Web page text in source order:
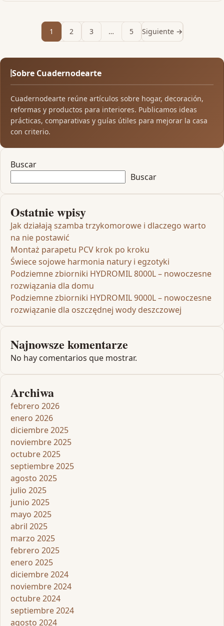
1 2 3 … 5 Siguiente →
Sobre Cuadernodearte
Cuadernodearte reúne artículos sobre hogar, decoración,
reformas y productos para interiores. Publicamos ideas
prácticas, comparativas y guías útiles para mejorar la casa
con criterio.
Buscar
Buscar
Ostatnie wpisy
Jak działają szamba trzykomorowe i dlaczego warto
na nie postawić
Montaż parapetu PCV krok po kroku
Świece sojowe harmonia natury i egzotyki
Podziemne zbiorniki HYDROMIL 8000L – nowoczesne
rozwiązania dla domu
Podziemne zbiorniki HYDROMIL 9000L – nowoczesne
rozwiązanie dla oszczędnej wody deszczowej
Najnowsze komentarze
No hay comentarios que mostrar.
Archiwa
febrero 2026
enero 2026
diciembre 2025
noviembre 2025
octubre 2025
septiembre 2025
agosto 2025
julio 2025
junio 2025
mayo 2025
abril 2025
marzo 2025
febrero 2025
enero 2025
diciembre 2024
noviembre 2024
octubre 2024
septiembre 2024
agosto 2024